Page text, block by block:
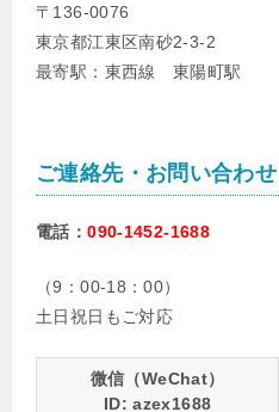
〒136-0076
東京都江東区南砂2-3-2
最寄駅：東西線 東陽町駅
ご連絡先・お問い合わせ
電話：090-1452-1688
（9：00-18：00）
土日祝日もご対応
微信（WeChat）
ID: azex1688